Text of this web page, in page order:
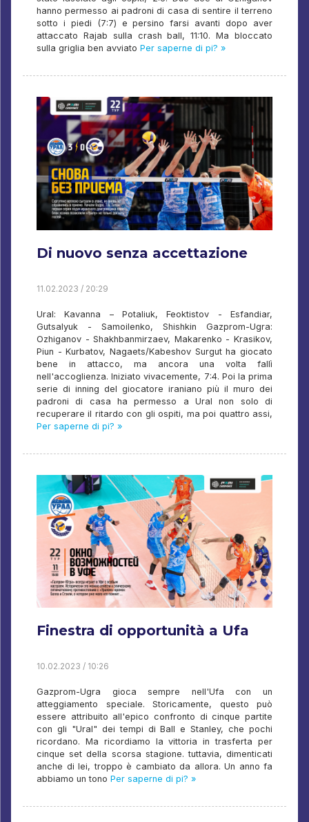
hanno permesso ai padroni di casa di sentire il terreno
sotto i piedi (7:7) e persino farsi avanti dopo aver
attaccato Rajab sulla crash ball, 11:10. Ma bloccato
sulla griglia ben avviato Per saperne di pi? »
Di nuovo senza accettazione
11.02.2023 / 20:29
Ural: Kavanna – Potaliuk, Feoktistov - Esfandiar,
Gutsalyuk - Samoilenko, Shishkin Gazprom-Ugra:
Ozhiganov - Shakhbanmirzaev, Makarenko - Krasikov,
Piun - Kurbatov, Nagaets/Kabeshov Surgut ha giocato
bene in attacco, ma ancora una volta fallì
nell'accoglienza. Iniziato vivacemente, 7:4. Poi la prima
serie di inning del giocatore iraniano più il muro dei
padroni di casa ha permesso a Ural non solo di
recuperare il ritardo con gli ospiti, ma poi quattro assi,
Per saperne di pi? »
Finestra di opportunità a Ufa
10.02.2023 / 10:26
Gazprom-Ugra gioca sempre nell'Ufa con un
atteggiamento speciale. Storicamente, questo può
essere attribuito all'epico confronto di cinque partite
con gli "Ural" dei tempi di Ball e Stanley, che pochi
ricordano. Ma ricordiamo la vittoria in trasferta per
cinque set della scorsa stagione. tuttavia, dimenticati
anche di lei, troppo è cambiato da allora. Un anno fa
abbiamo un tono Per saperne di pi? »